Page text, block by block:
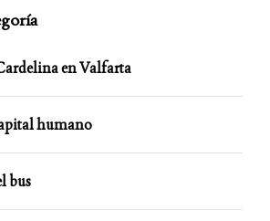
en Valfarta
humano
bus